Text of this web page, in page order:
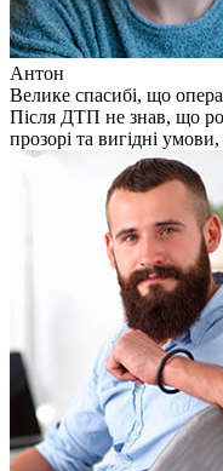
Антон
Велике спасибі, що
Після ДТП не знав, що
прозорі та вигідні умови,